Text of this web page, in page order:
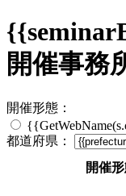
開催事務
開催形態：
都道府県：
開催